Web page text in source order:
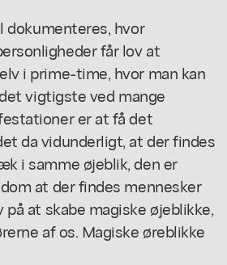
dokumenteres, hvor
får lov at
i prime-time, hvor man kan
vigtigste ved mange
er at få det
da vidunderligt, at der findes
i samme øjeblik, den er
at der findes mennesker
at skabe magiske øjeblikke,
af os. Magiske øreblikke